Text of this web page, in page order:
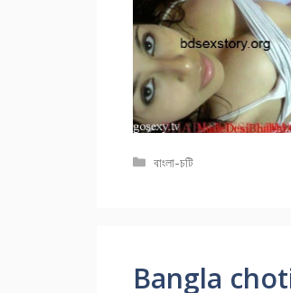
Categories
বাংলা-চটি
Bangla choti